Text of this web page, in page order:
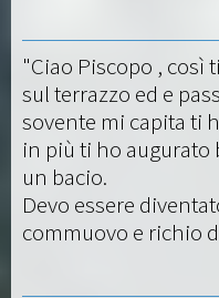
"Ciao Piscopo , così
sul terrazzo ed e
sovente mi capita ti
in più ti ho
un bacio.
Devo essere
commuovo e richio